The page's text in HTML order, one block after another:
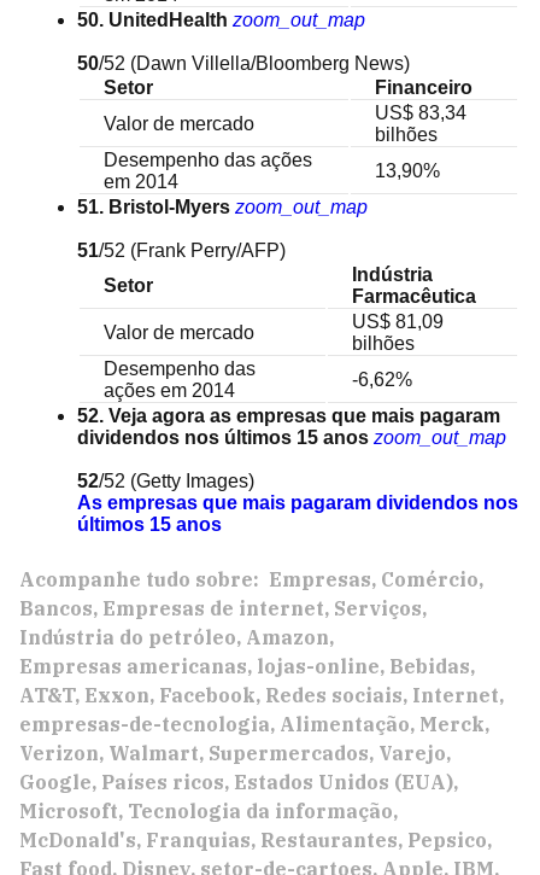
50. UnitedHealth zoom_out_map
50/52 (Dawn Villella/Bloomberg News)
Setor
Financeiro
Valor de mercado
US$ 83,34
bilhões
Desempenho das ações
em 2014
13,90%
51. Bristol-Myers zoom_out_map
51/52 (Frank Perry/AFP)
Setor
Indústria
Farmacêutica
Valor de mercado
US$ 81,09
bilhões
Desempenho das
ações em 2014
-6,62%
52. Veja agora as empresas que mais pagaram
dividendos nos últimos 15 anos zoom_out_map
52/52 (Getty Images)
As empresas que mais pagaram dividendos nos
últimos 15 anos
Acompanhe tudo sobre: Empresas Comércio
Bancos Empresas de internet Serviços
Indústria do petróleo Amazon
Empresas americanas lojas-online Bebidas
AT&T Exxon Facebook Redes sociais Internet
empresas-de-tecnologia Alimentação Merck
Verizon Walmart Supermercados Varejo
Google Países ricos Estados Unidos (EUA)
Microsoft Tecnologia da informação
McDonald's Franquias Restaurantes Pepsico
Fast food Disney setor-de-cartoes Apple IBM